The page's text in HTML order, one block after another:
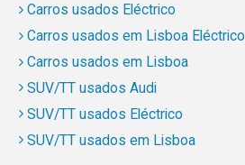
Carros usados Eléctrico
Carros usados em Lisboa Eléctrico
Carros usados em Lisboa
SUV/TT usados Audi
SUV/TT usados Eléctrico
SUV/TT usados em Lisboa